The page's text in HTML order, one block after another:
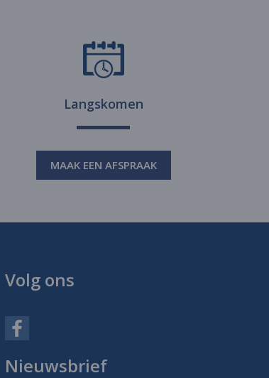
Langskomen
MAAK EEN AFSPRAAK
Volg ons
Nieuwsbrief